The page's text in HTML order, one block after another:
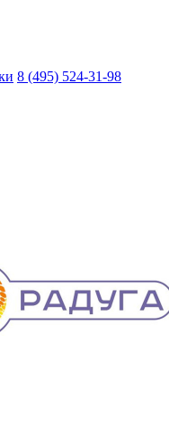
8 (495) 524-31-98